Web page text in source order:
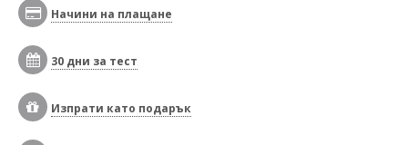
Начини на плащане
30 дни за тест
Изпрати като подарък